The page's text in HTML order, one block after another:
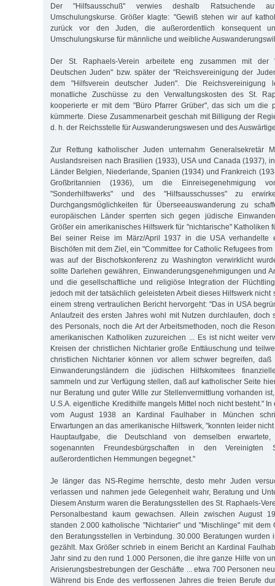
Der "Hilfsausschuß" verwies deshalb Ratsuchende
Umschulungskurse. Größer klagte: "Gewiß stehen wir auf
zurück vor den Juden, die außerordentlich konsequent
Umschulungskurse für männliche und weibliche
Der St. Raphaels-Verein arbeitete eng zusammen mit der
Deutschen Juden" bzw. später der "Reichsvereinigung der
dem "Hilfsverein deutscher Juden". Die
monatliche Zuschüsse zu den Verwaltungskosten des St.
kooperierte er mit dem "Büro Pfarrer Grüber", das sich um die
kümmerte. Diese Zusammenarbeit geschah mit Billigung der
d. h. der Reichsstelle für Auswanderungswesen und des
Zur Rettung katholischer Juden unternahm Generalsekretär
Auslandsreisen nach Brasilien (1933), USA und Canada (1937),
Länder Belgien, Niederlande, Spanien (1934) und Frankreich
Großbritannien (1936), um die Einreisegenehmigung
"Sonderhilfswerks" und des "Hilfsausschusses" zu
Durchgangsmöglichkeiten für Überseeauswanderung zu
europäischen Länder sperrten sich gegen jüdische
Größer ein amerikanisches Hilfswerk für "nichtarische" Katholiken
Bei seiner Reise im März/April 1937 in die USA verhandelte
Bischöfen mit dem Ziel, ein "Committee for Catholic Refugees
was auf der Bischofskonferenz zu Washington verwirklicht
sollte Darlehen gewähren, Einwanderungsgenehmigungen und
und die gesellschaftliche und religiöse Integration der
jedoch mit der tatsächlich geleisteten Arbeit dieses Hilfswerk nicht
einem streng vertraulichen Bericht hervorgeht: "Das in USA
Anlaufzeit des ersten Jahres wohl mit Nutzen durchlaufen, doch
des Personals, noch die Art der Arbeitsmethoden, noch die
amerikanischen Katholiken zuzureichen ... Es ist nicht weiter
Kreisen der christlichen Nichtarier große Enttäuschung und
christlichen Nichtarier können vor allem schwer begreifen,
Einwanderungsländern die jüdischen Hilfskomitees
sammeln und zur Verfügung stellen, daß auf katholischer Seite
nur Beratung und guter Wille zur Stellenvermittlung vorhanden
U.S.A. eigentliche Kredithilfe mangels Mittel noch nicht besteht."
vom August 1938 an Kardinal Faulhaber in München
Erwartungen an das amerikanische Hilfswerk, "konnten leider
Hauptaufgabe, die Deutschland von demselben
sogenannten Freundesbürgschaften in den Vereinigten
außerordentlichen Hemmungen begegnet."
Je länger das NS-Regime herrschte, desto mehr Juden
verlassen und nahmen jede Gelegenheit wahr, Beratung und
Diesem Ansturm waren die Beratungsstellen des St. Raphaels-
Personalbestand kaum gewachsen. Allein zwischen August
standen 2.000 katholische "Nichtarier" und "Mischlinge" mit dem
den Beratungsstellen in Verbindung. 30.000 Beratungen wurden
gezählt. Max Größer schrieb in einem Bericht an Kardinal
Jahr sind zu den rund 1.000 Personen, die ihre ganze Hilfe von
Arisierungsbestrebungen der Geschäfte ... etwa 700 Personen
Während bis Ende des verflossenen Jahres die freien Berufe